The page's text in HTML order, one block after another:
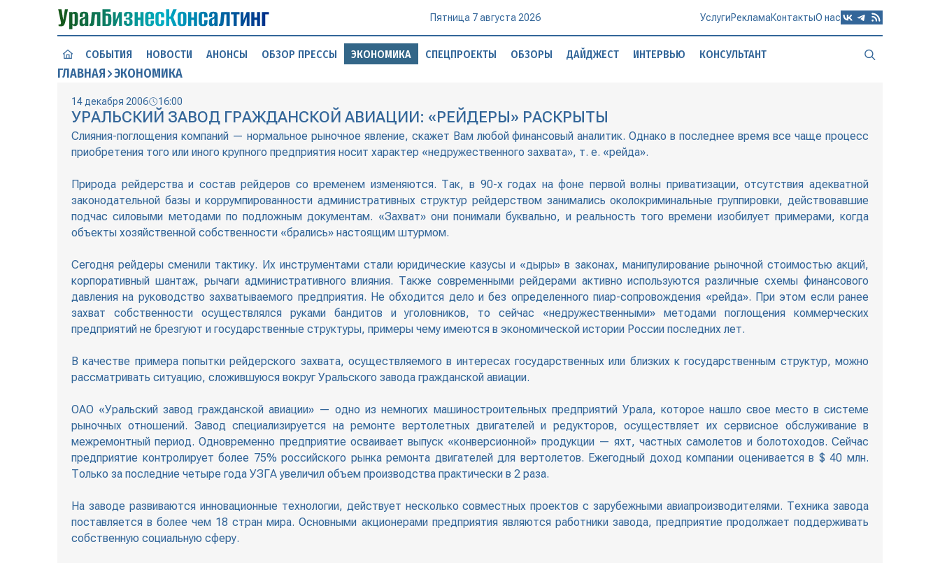
Пятница 7 августа 2026 УслугиРекламаКонтактыО нас
СОБЫТИЯ НОВОСТИ АНОНСЫ ОБЗОР ПРЕССЫ ЭКОНОМИКА СПЕЦПРОЕКТЫ ОБЗОРЫ ДАЙДЖЕСТ ИНТЕРВЬЮ КОНСУЛЬТАНТ
ГЛАВНАЯ ЭКОНОМИКА
14 декабря 2006 16:00
УРАЛЬСКИЙ ЗАВОД ГРАЖДАНСКОЙ АВИАЦИИ: «РЕЙДЕРЫ» РАСКРЫТЫ
Слияния-поглощения компаний — нормальное рыночное явление, скажет Вам любой финансовый аналитик. Однако в последнее время все чаще процесс
приобретения того или иного крупного предприятия носит характер «недружественного захвата», т. е. «рейда».
Природа рейдерства и состав рейдеров со временем изменяются. Так, в 90-х годах на фоне первой волны приватизации, отсутствия адекватной
законодательной базы и коррумпированности административных структур рейдерством занимались околокриминальные группировки, действовавшие
подчас силовыми методами по подложным документам. «Захват» они понимали буквально, и реальность того времени изобилует примерами, когда
объекты хозяйственной собственности «брались» настоящим штурмом.
Сегодня рейдеры сменили тактику. Их инструментами стали юридические казусы и «дыры» в законах, манипулирование рыночной стоимостью акций,
корпоративный шантаж, рычаги административного влияния. Также современными рейдерами активно используются различные схемы финансового
давления на руководство захватываемого предприятия. Не обходится дело и без определенного пиар-сопровождения «рейда». При этом если ранее
захват собственности осуществлялся руками бандитов и уголовников, то сейчас «недружественными» методами поглощения коммерческих
предприятий не брезгуют и государственные структуры, примеры чему имеются в экономической истории России последних лет.
В качестве примера попытки рейдерского захвата, осуществляемого в интересах государственных или близких к государственным структур, можно
рассматривать ситуацию, сложившуюся вокруг Уральского завода гражданской авиации.
ОАО «Уральский завод гражданской авиации» — одно из немногих машиностроительных предприятий Урала, которое нашло свое место в системе
рыночных отношений. Завод специализируется на ремонте вертолетных двигателей и редукторов, осуществляет их сервисное обслуживание в
межремонтный период. Одновременно предприятие осваивает выпуск «конверсионной» продукции — яхт, частных самолетов и болотоходов. Сейчас
предприятие контролирует более 75% российского рынка ремонта двигателей для вертолетов. Ежегодный доход компании оценивается в $ 40 млн.
Только за последние четыре года УЗГА увеличил объем производства практически в 2 раза.
На заводе развиваются инновационные технологии, действует несколько совместных проектов с зарубежными авиапроизводителями. Техника завода
поставляется в более чем 18 стран мира. Основными акционерами предприятия являются работники завода, предприятие продолжает поддерживать
собственную социальную сферу.